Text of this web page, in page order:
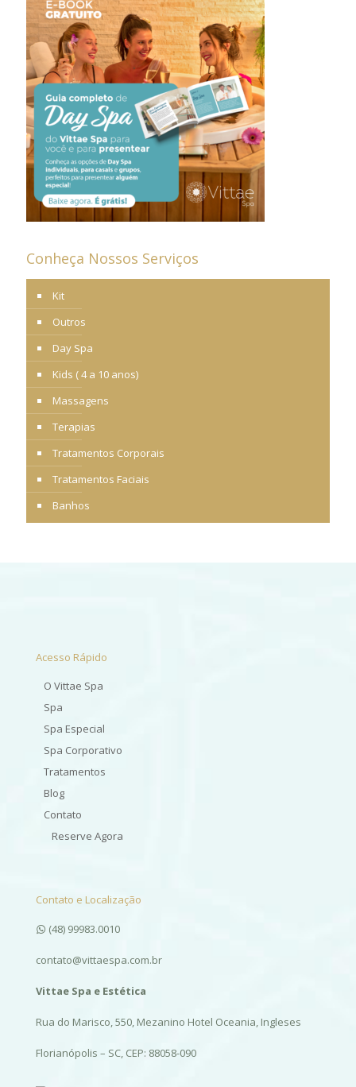
Conheça Nossos Serviços
Kit
Outros
Day Spa
Kids ( 4 a 10 anos)
Massagens
Terapias
Tratamentos Corporais
Tratamentos Faciais
Banhos
Acesso Rápido
O Vittae Spa
Spa
Spa Especial
Spa Corporativo
Tratamentos
Blog
Contato
Reserve Agora
Contato e Localização
(48) 99983.0010
contato@vittaespa.com.br
Vittae Spa e Estética
Rua do Marisco, 550, Mezanino Hotel Oceania, Ingleses
Florianópolis – SC, CEP: 88058-090